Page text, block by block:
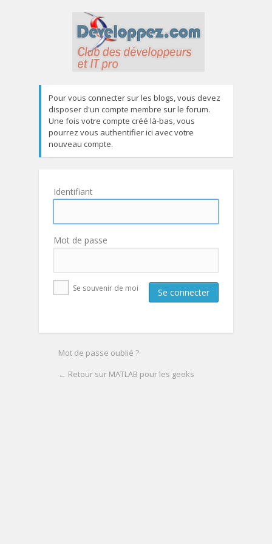
Pour vous connecter sur les blogs, vous devez
disposer d'un compte membre sur le forum.
Une fois votre compte créé là-bas, vous
pourrez vous authentifier ici avec votre
nouveau compte.
Identifiant
Mot de passe
Se souvenir de moi
Mot de passe oublié ?
← Retour sur MATLAB pour les geeks